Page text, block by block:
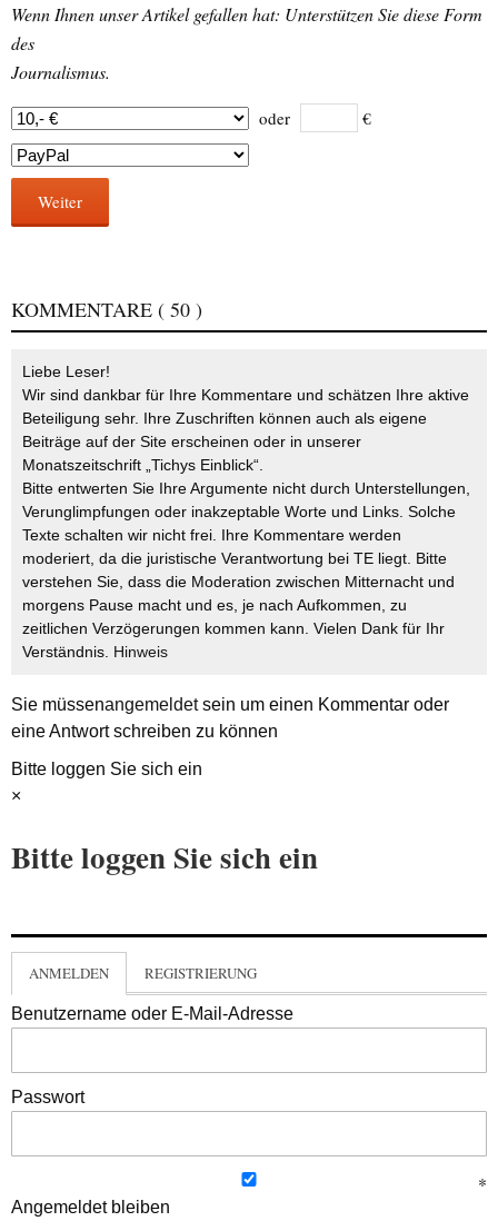
Wenn Ihnen unser Artikel gefallen hat: Unterstützen Sie diese Form
des
Journalismus.
oder €
Weiter
KOMMENTARE ( 50 )
Liebe Leser!
Wir sind dankbar für Ihre Kommentare und schätzen Ihre aktive
Beteiligung sehr. Ihre Zuschriften können auch als eigene
Beiträge auf der Site erscheinen oder in unserer
Monatszeitschrift „Tichys Einblick“.
Bitte entwerten Sie Ihre Argumente nicht durch Unterstellungen,
Verunglimpfungen oder inakzeptable Worte und Links. Solche
Texte schalten wir nicht frei. Ihre Kommentare werden
moderiert, da die juristische Verantwortung bei TE liegt. Bitte
verstehen Sie, dass die Moderation zwischen Mitternacht und
morgens Pause macht und es, je nach Aufkommen, zu
zeitlichen Verzögerungen kommen kann. Vielen Dank für Ihr
Verständnis. Hinweis
Sie müssenangemeldetsein um einen Kommentar oder
eine Antwort schreiben zu können
Bitte loggen Sie sich ein
×
Bitte loggen Sie sich ein
ANMELDEN REGISTRIERUNG
Benutzername oder E-Mail-Adresse
Passwort
Angemeldet bleiben